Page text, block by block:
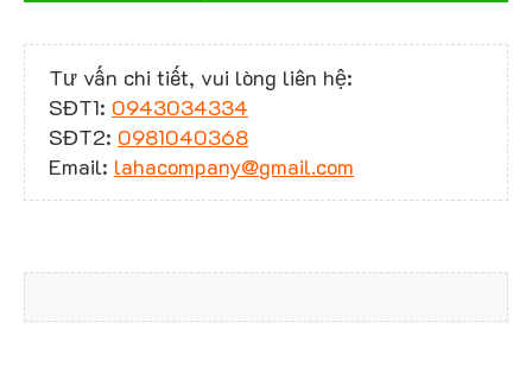
Tư vấn chi tiết, vui lòng liên hệ:
SĐT1: 0943034334
SĐT2: 0981040368
Email: lahacompany@gmail.com